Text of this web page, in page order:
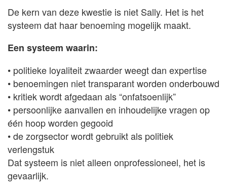
De kern van deze kwestie is niet Sally. Het is het
systeem dat haar benoeming mogelijk maakt.
Een systeem waarin:
• politieke loyaliteit zwaarder weegt dan expertise
• benoemingen niet transparant worden onderbouwd
• kritiek wordt afgedaan als “onfatsoenlijk”
• persoonlijke aanvallen en inhoudelijke vragen op
één hoop worden gegooid
• de zorgsector wordt gebruikt als politiek
verlengstuk
Dat systeem is niet alleen onprofessioneel, het is
gevaarlijk.